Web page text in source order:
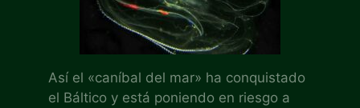
Así el «caníbal del mar» ha conquistado
el Báltico y está poniendo en riesgo a